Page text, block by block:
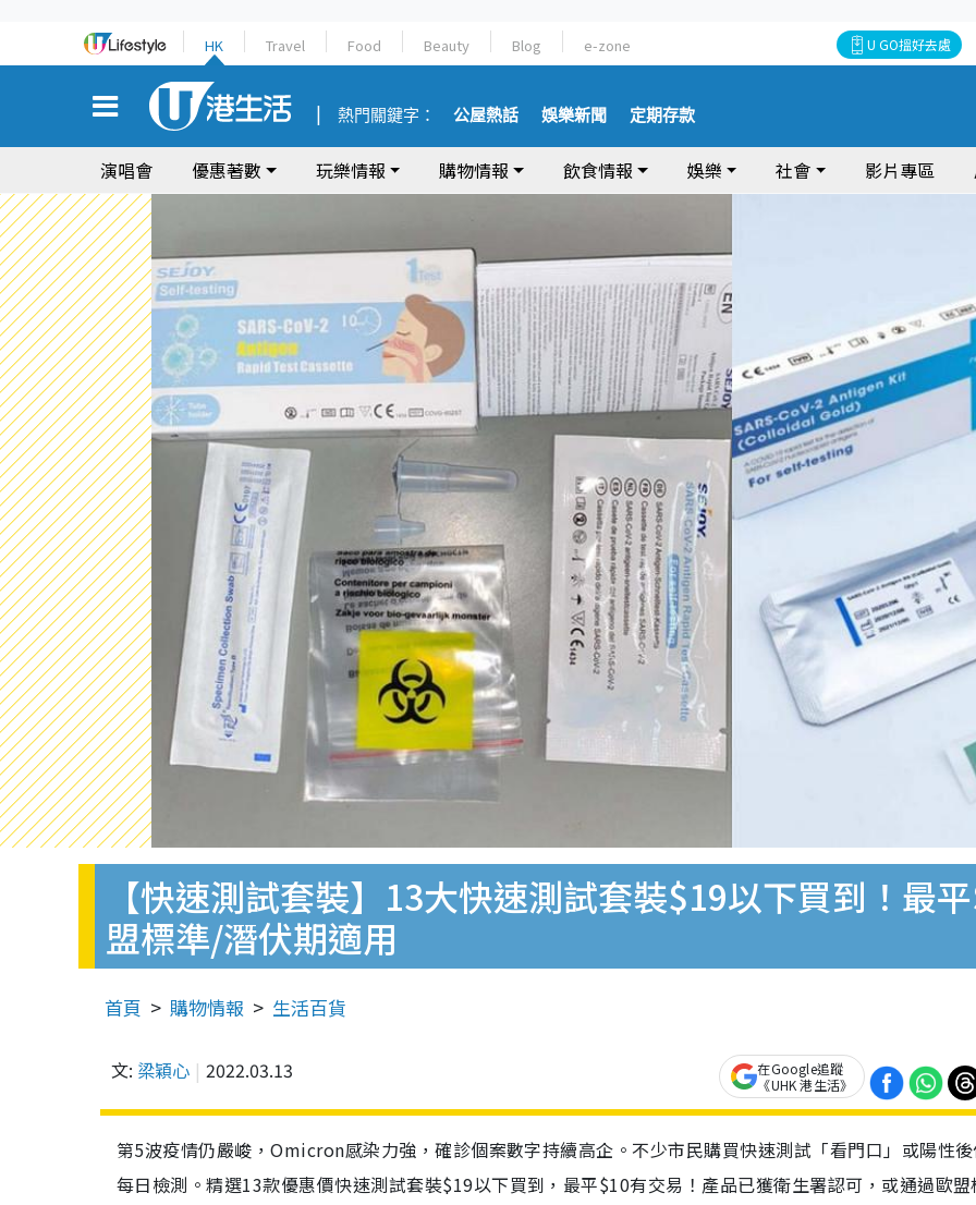
HK Travel Food Beauty Blog e-zone U GO搵好去處
熱門關鍵字： 公屋熱話 娛樂新聞 定期存款
演唱會 優惠著數 玩樂情報 購物情報 飲食情報 娛樂 社會 影片專區
【快速測試套裝】13大快速測試套裝$19以下買到！最
盟標準/潛伏期適用
首頁 購物情報 生活百貨
文: 梁穎心 2022.03.13
在Google追蹤
《UHK 港生活》
第5波疫情仍嚴峻，Omicron感染力強，確診個案數字持續高企。不少市民購買快速測試「看門口」或陽性
每日檢測。精選13款優惠價快速測試套裝$19以下買到，最平$10有交易！產品已獲衛生署認可，或通過歐盟